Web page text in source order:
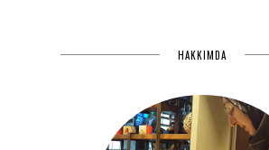
HAKKIMDA